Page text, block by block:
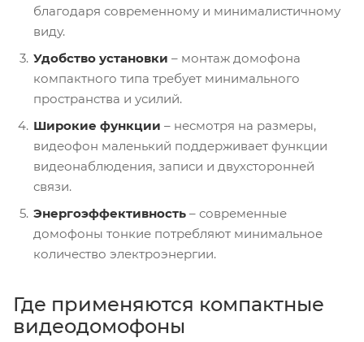
благодаря современному и минималистичному
виду.
Удобство установки – монтаж домофона
компактного типа требует минимального
пространства и усилий.
Широкие функции – несмотря на размеры,
видеофон маленький поддерживает функции
видеонаблюдения, записи и двухсторонней
связи.
Энергоэффективность – современные
домофоны тонкие потребляют минимальное
количество электроэнергии.
Где применяются компактные
видеодомофоны